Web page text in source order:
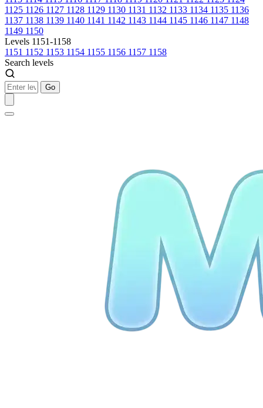
1125 1126 1127 1128 1129 1130 1131 1132 1133 1134 1135 1136
1137 1138 1139 1140 1141 1142 1143 1144 1145 1146 1147 1148
1149 1150
Levels 1151-1158
1151 1152 1153 1154 1155 1156 1157 1158
Search levels
Go